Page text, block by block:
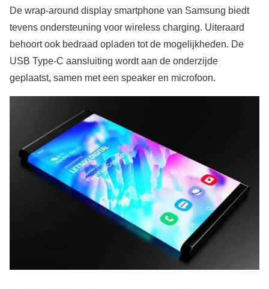
De wrap-around display smartphone van Samsung biedt
tevens ondersteuning voor wireless charging. Uiteraard
behoort ook bedraad opladen tot de mogelijkheden. De
USB Type-C aansluiting wordt aan de onderzijde
geplaatst, samen met een speaker en microfoon.